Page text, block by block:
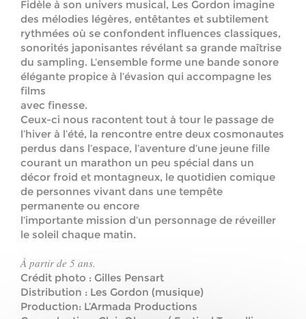
Fidèle à son univers musical, Les Gordon imagine
des mélodies légères, entêtantes et subtilement
rythmées où se confondent influences classiques,
sonorités japonisantes révélant sa grande maîtrise
du sampling. L’ensemble forme une bande sonore
élégante propice à l’évasion qui accompagne les
films
avec finesse.
Ceux-ci nous racontent tout à tour le passage de
l’hiver à l’été, la rencontre entre deux cosmonautes
perdus dans l’espace, l’aventure d’une jeune fille
courant un marathon un peu spécial dans un
décor froid et montagneux, le quotidien comique
de personnes vivant dans une tempête
permanente ou encore
l’importante mission d’un personnage de réveiller
le soleil chaque matin.
À partir de 5 ans.
Crédit photo : Gilles Pensart
Distribution : Les Gordon (musique)
Production: L’Armada Productions